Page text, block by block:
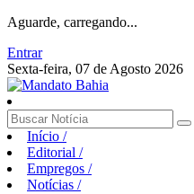
Aguarde, carregando...
Entrar
Sexta-feira, 07 de Agosto 2026
Início /
Editorial /
Empregos /
Notícias /